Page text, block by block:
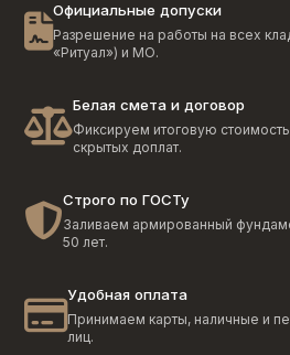
Официальные допуски
Разрешение на работы на всех
«Ритуал») и МО.
Белая смета и договор
Фиксируем итоговую
скрытых доплат.
Строго по ГОСТу
Заливаем армированный
50 лет.
Удобная оплата
Принимаем карты, наличные и
лиц.